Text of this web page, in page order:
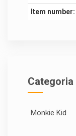
Item number:
Categoria
Monkie Kid